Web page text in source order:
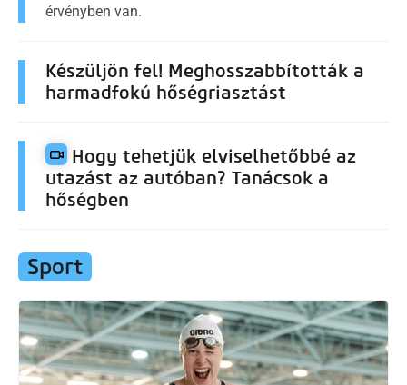
érvényben van.
Készüljön fel! Meghosszabbították a
harmadfokú hőségriasztást
Hogy tehetjük elviselhetőbbé az
utazást az autóban? Tanácsok a
hőségben
Sport